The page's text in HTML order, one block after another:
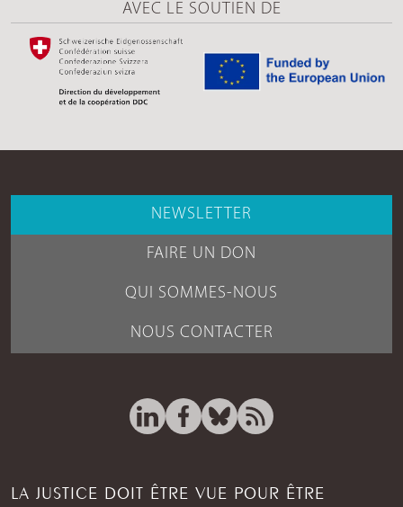
AVEC LE SOUTIEN DE
NEWSLETTER
FAIRE UN DON
QUI SOMMES-NOUS
NOUS CONTACTER
LA JUSTICE DOIT ÊTRE VUE POUR ÊTRE